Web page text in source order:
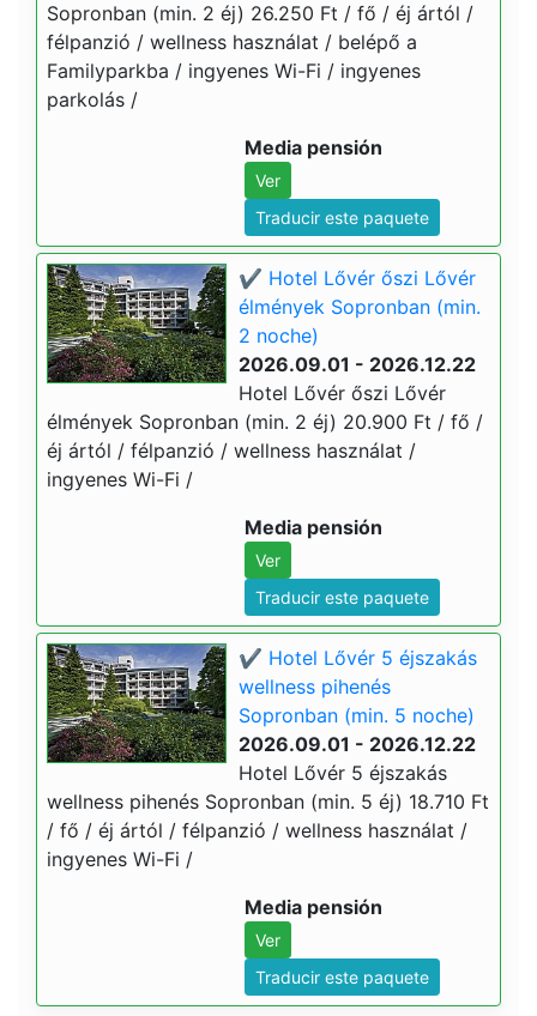
Sopronban (min. 2 éj) 26.250 Ft / fő / éj ártól /
félpanzió / wellness használat / belépő a
Familyparkba / ingyenes Wi-Fi / ingyenes
parkolás /
Media pensión
Ver
Traducir este paquete
✔️ Hotel Lővér őszi Lővér
élmények Sopronban (min.
2 noche)
2026.09.01 - 2026.12.22
Hotel Lővér őszi Lővér
élmények Sopronban (min. 2 éj) 20.900 Ft / fő /
éj ártól / félpanzió / wellness használat /
ingyenes Wi-Fi /
Media pensión
Ver
Traducir este paquete
✔️ Hotel Lővér 5 éjszakás
wellness pihenés
Sopronban (min. 5 noche)
2026.09.01 - 2026.12.22
Hotel Lővér 5 éjszakás
wellness pihenés Sopronban (min. 5 éj) 18.710 Ft
/ fő / éj ártól / félpanzió / wellness használat /
ingyenes Wi-Fi /
Media pensión
Ver
Traducir este paquete